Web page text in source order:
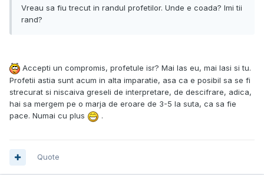
Vreau sa fiu trecut in randul profetilor. Unde e coada? Imi tii
rand?
Accepti un compromis, profetule isr? Mai las eu, mai lasi si tu.
Profetii astia sunt acum in alta imparatie, asa ca e posibil sa se fi
strecurat si niscaiva greseli de interpretare, de descifrare, adica,
hai sa mergem pe o marja de eroare de 3-5 la suta, ca sa fie
pace. Numai cu plus
.
Quote